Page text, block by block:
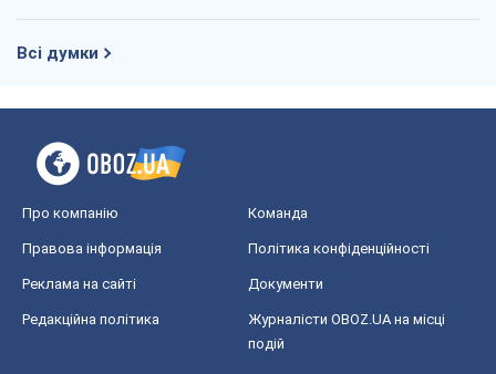
Всі думки
Про компанію Команда
Правова інформація Політика конфіденційності
Реклама на сайті Документи
Редакційна політика
Журналісти OBOZ.UA на місці
подій